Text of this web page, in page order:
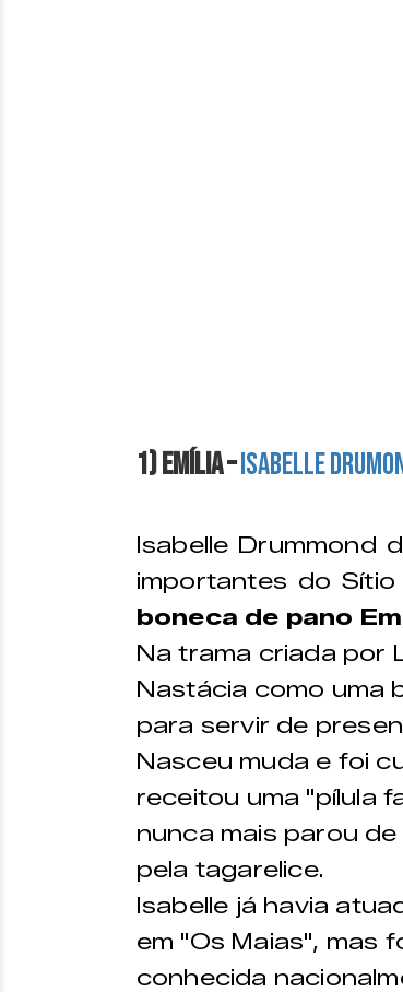
1) Emília –Isabelle
Isabelle Drummond
importantes do Sítio
boneca de pano
Na trama criada por
Nastácia como uma
para servir de
Nasceu muda e foi
receitou uma "pílula
nunca mais parou
pela tagarelice.
Isabelle já havia
em "Os Maias", mas
conhecida